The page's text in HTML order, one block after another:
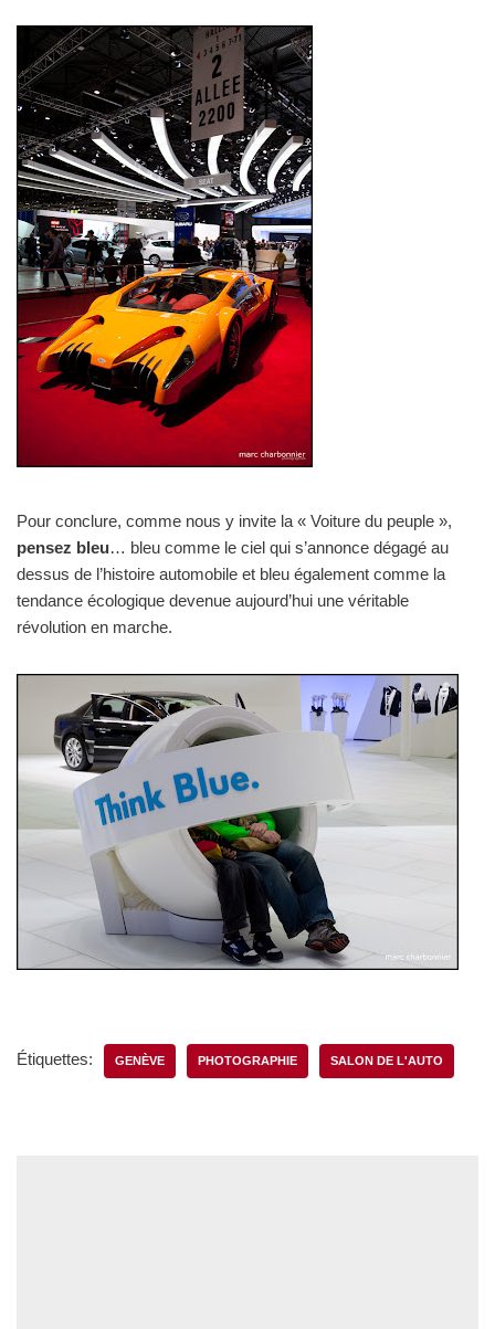
Pour conclure, comme nous y invite la « Voiture du peuple »,
pensez bleu… bleu comme le ciel qui s’annonce dégagé au
dessus de l’histoire automobile et bleu également comme la
tendance écologique devenue aujourd’hui une véritable
révolution en marche.
Étiquettes: GENÈVE PHOTOGRAPHIE SALON DE L'AUTO